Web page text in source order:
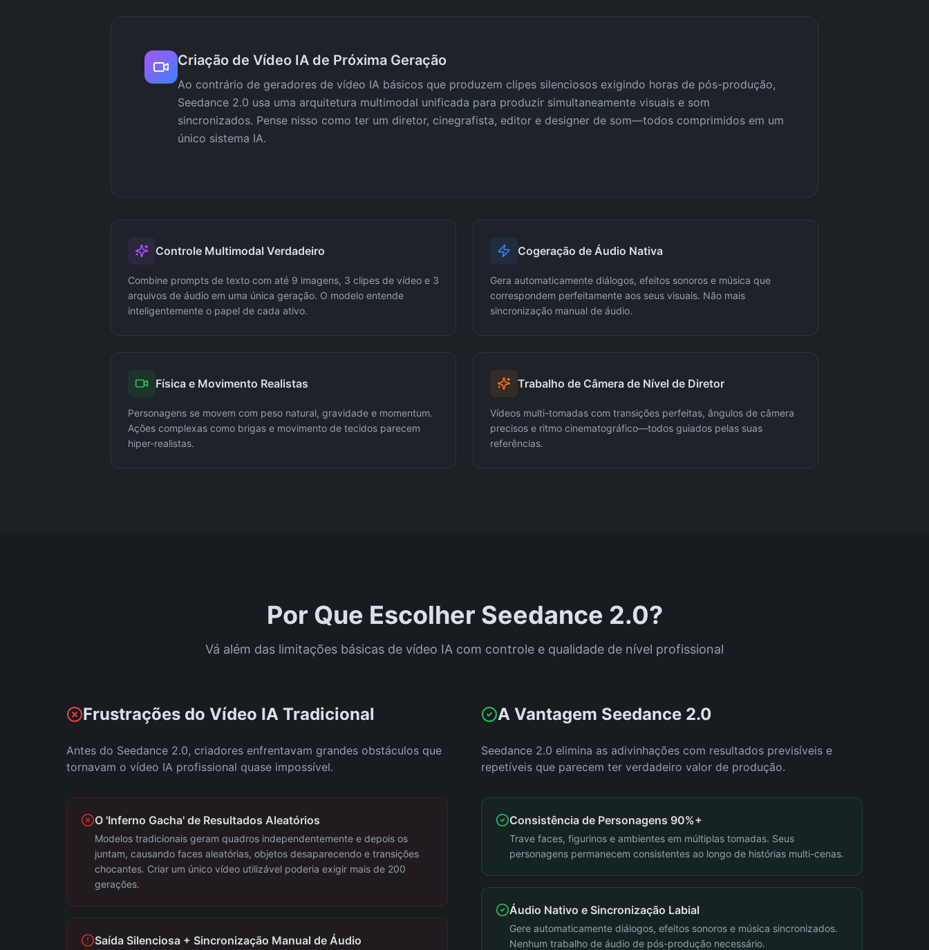
Criação de Vídeo IA de Próxima Geração
Ao contrário de geradores de vídeo IA básicos que produzem clipes silenciosos exigindo horas de pós-produção,
Seedance 2.0 usa uma arquitetura multimodal unificada para produzir simultaneamente visuais e som
sincronizados. Pense nisso como ter um diretor, cinegrafista, editor e designer de som—todos comprimidos em um
único sistema IA.
Controle Multimodal Verdadeiro
Combine prompts de texto com até 9 imagens, 3 clipes de vídeo e 3
arquivos de áudio em uma única geração. O modelo entende
inteligentemente o papel de cada ativo.
Cogeração de Áudio Nativa
Gera automaticamente diálogos, efeitos sonoros e música que
correspondem perfeitamente aos seus visuais. Não mais
sincronização manual de áudio.
Física e Movimento Realistas
Personagens se movem com peso natural, gravidade e momentum.
Ações complexas como brigas e movimento de tecidos parecem
hiper-realistas.
Trabalho de Câmera de Nível de Diretor
Vídeos multi-tomadas com transições perfeitas, ângulos de câmera
precisos e ritmo cinematográfico—todos guiados pelas suas
referências.
Por Que Escolher Seedance 2.0?
Vá além das limitações básicas de vídeo IA com controle e qualidade de nível profissional
Frustrações do Vídeo IA Tradicional
Antes do Seedance 2.0, criadores enfrentavam grandes obstáculos que
tornavam o vídeo IA profissional quase impossível.
O 'Inferno Gacha' de Resultados Aleatórios
Modelos tradicionais geram quadros independentemente e depois os
juntam, causando faces aleatórias, objetos desaparecendo e transições
chocantes. Criar um único vídeo utilizável poderia exigir mais de 200
gerações.
Saída Silenciosa + Sincronização Manual de Áudio
A Vantagem Seedance 2.0
Seedance 2.0 elimina as adivinhações com resultados previsíveis e
repetíveis que parecem ter verdadeiro valor de produção.
Consistência de Personagens 90%+
Trave faces, figurinos e ambientes em múltiplas tomadas. Seus
personagens permanecem consistentes ao longo de histórias multi-cenas.
Áudio Nativo e Sincronização Labial
Gere automaticamente diálogos, efeitos sonoros e música sincronizados.
Nenhum trabalho de áudio de pós-produção necessário.